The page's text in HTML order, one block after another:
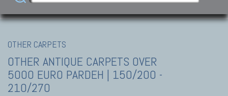
OTHER CARPETS
OTHER ANTIQUE CARPETS OVER
5000 EURO PARDEH | 150/200 -
210/270